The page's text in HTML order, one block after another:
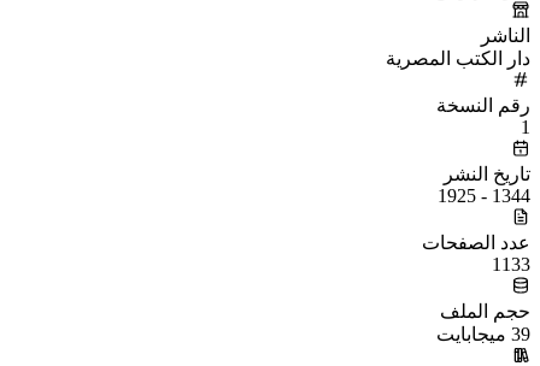
الناشر
دار الكتب المصرية
رقم النسخة
1
تاريخ النشر
1344 - 1925
عدد الصفحات
1133
حجم الملف
39 ميجابايت